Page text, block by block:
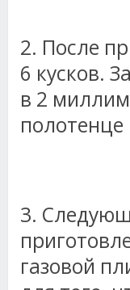
2. После
6 кусков.
в 2
3.
газовой